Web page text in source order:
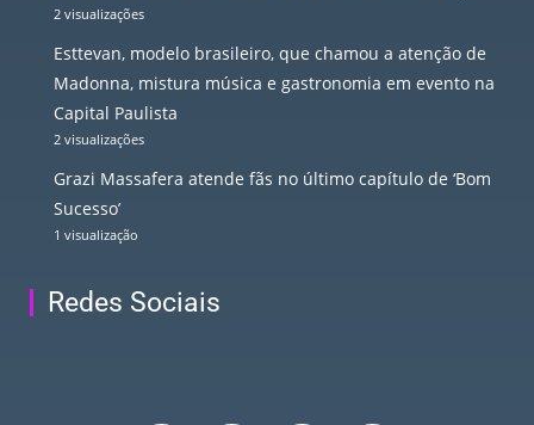
2 visualizações
Esttevan, modelo brasileiro, que chamou a atenção de
Madonna, mistura música e gastronomia em evento na
Capital Paulista
2 visualizações
Grazi Massafera atende fãs no último capítulo de ‘Bom
Sucesso’
1 visualização
Redes Sociais